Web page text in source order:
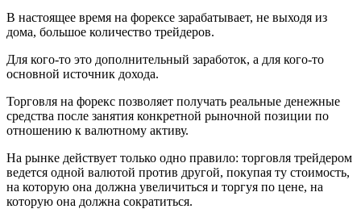
В настоящее время на форексе зарабатывает, не выходя из
дома, большое количество трейдеров.
Для кого-то это дополнительный заработок, а для кого-то
основной источник дохода.
Торговля на форекс позволяет получать реальные денежные
средства после занятия конкретной рыночной позиции по
отношению к валютному активу.
На рынке действует только одно правило: торговля трейдером
ведется одной валютой против другой, покупая ту стоимость,
на которую она должна увеличиться и торгуя по цене, на
которую она должна сократиться.